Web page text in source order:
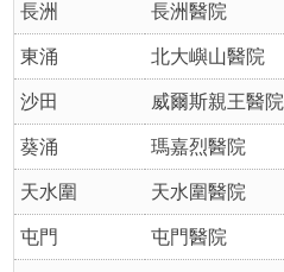
長洲 長洲醫院
東涌 北大嶼山醫院
沙田 威爾斯親王醫院
葵涌 瑪嘉烈醫院
天水圍 天水圍醫院
屯門 屯門醫院